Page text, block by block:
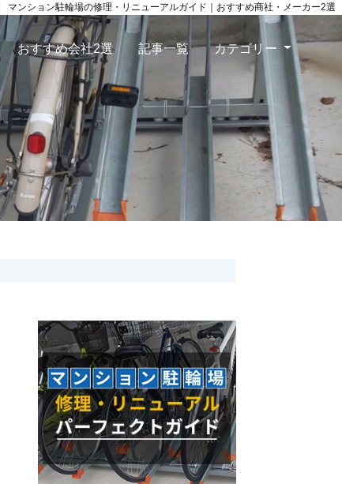
マンション駐輪場の修理・リニューアルガイド ｜おすすめ商社・メーカー2選
おすすめ会社2選 記事一覧 カテゴリー